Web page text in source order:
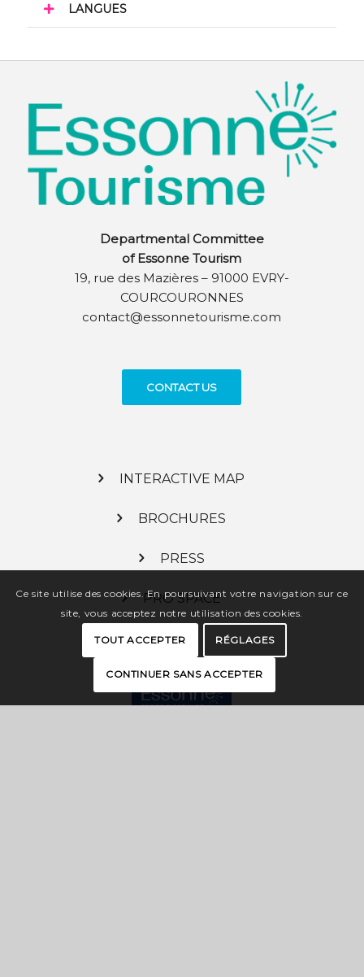
LANGUES
Departmental Committee
of Essonne Tourism
19, rue des Mazières – 91000 EVRY-
COURCOURONNES
contact@essonnetourisme.com
CONTACT US
INTERACTIVE MAP
BROCHURES
PRESS
PRO SPACE
Ce site utilise des cookies. En poursuivant votre navigation sur ce
site, vous acceptez notre utilisation des cookies.
TOUT ACCEPTER RÉGLAGES
CONTINUER SANS ACCEPTER